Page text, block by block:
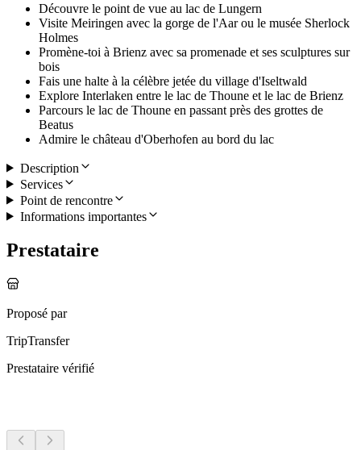
Découvre le point de vue au lac de Lungern
Visite Meiringen avec la gorge de l'Aar ou le musée Sherlock
Holmes
Promène-toi à Brienz avec sa promenade et ses sculptures sur
bois
Fais une halte à la célèbre jetée du village d'Iseltwald
Explore Interlaken entre le lac de Thoune et le lac de Brienz
Parcours le lac de Thoune en passant près des grottes de
Beatus
Admire le château d'Oberhofen au bord du lac
Description
Services
Point de rencontre
Informations importantes
Prestataire
Proposé par
TripTransfer
Prestataire vérifié